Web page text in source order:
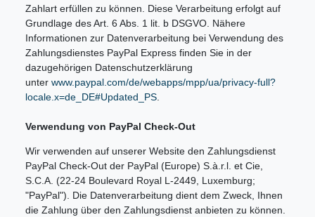
Zahlart erfüllen zu können. Diese Verarbeitung erfolgt auf
Grundlage des Art. 6 Abs. 1 lit. b DSGVO. Nähere
Informationen zur Datenverarbeitung bei Verwendung des
Zahlungsdienstes PayPal Express finden Sie in der
dazugehörigen Datenschutzerklärung
unter www.paypal.com/de/webapps/mpp/ua/privacy-full?
locale.x=de_DE#Updated_PS
Verwendung von PayPal Check-Out
Wir verwenden auf unserer Website den Zahlungsdienst
PayPal Check-Out der PayPal (Europe) S.à.r.l. et Cie,
S.C.A. (22-24 Boulevard Royal L-2449, Luxemburg;
"PayPal"). Die Datenverarbeitung dient dem Zweck, Ihnen
die Zahlung über den Zahlungsdienst anbieten zu können.